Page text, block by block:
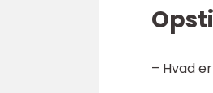
– Hvad er